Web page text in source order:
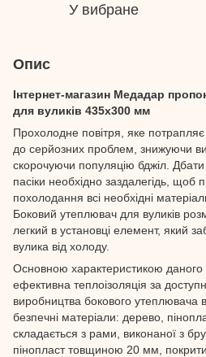
У вибране
Опис
Інтернет-магазин Медадар
для вуликів 435х300 мм
Прохолодне повітря, яке
до серйозних проблем, знижуючи
скорочуючи популяцію бджіл. Дбати
пасіки необхідно заздалегідь, щоб
похолодання всі необхідні
Боковий утеплювач для вуликів
легкий в установці елемент, який
вулика від холоду.
Основною характеристикою даного
ефективна теплоізоляція за
виробництва бокового утеплювача
безпечні матеріали: дерево,
складається з рами, виконаної з
пінопласт товщиною 20 мм,